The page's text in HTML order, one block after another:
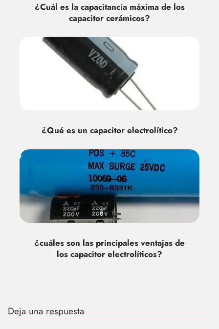
¿Cuál es la capacitancia máxima de los
capacitor cerámicos?
¿Qué es un capacitor electrolítico?
¿cuáles son las principales ventajas de
los capacitor electrolíticos?
Deja una respuesta